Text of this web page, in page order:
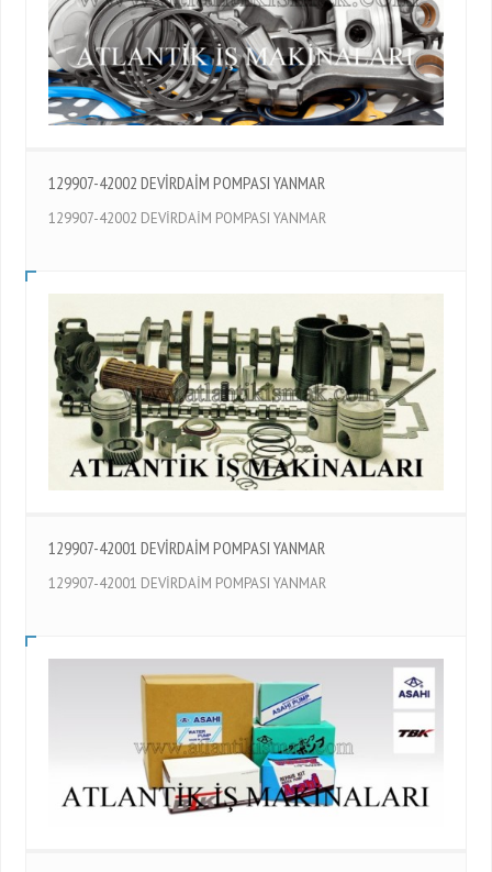
129907-42002 DEVİRDAİM POMPASI YANMAR
129907-42002 DEVİRDAİM POMPASI YANMAR
129907-42001 DEVİRDAİM POMPASI YANMAR
129907-42001 DEVİRDAİM POMPASI YANMAR